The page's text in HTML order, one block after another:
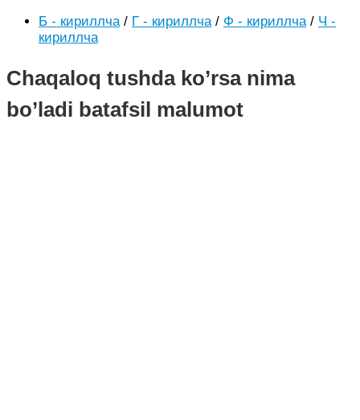
Б - кириллча / Г - кириллча / Ф - кириллча / Ч -
кириллча
Chaqaloq tushda ko’rsa nima
bo’ladi batafsil malumot